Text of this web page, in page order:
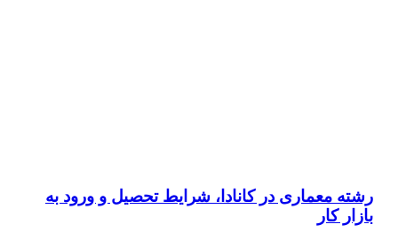
رشته معماری در کانادا، شرایط تحصیل و ورود به
بازار کار